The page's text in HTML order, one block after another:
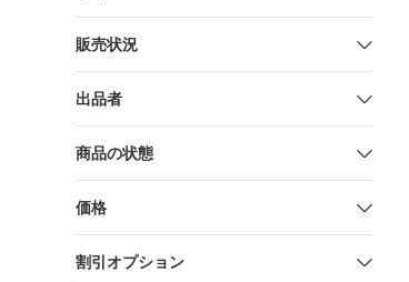
販売状況
出品者
商品の状態
価格
割引オプション